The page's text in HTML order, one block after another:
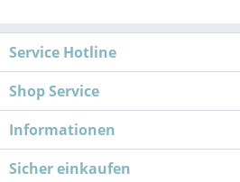
Service Hotline
Shop Service
Informationen
Sicher einkaufen